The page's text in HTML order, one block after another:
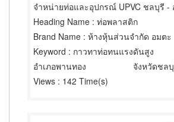
Heading Name : ท่อพลาสติก
Brand Name : ห้างหุ้นส่วนจำกัด อมตะ
Keyword : กาวทาท่อทนแรงดันสูง
อำเภอพานทอง
จังหวัดชล
Views : 142 Time(s)